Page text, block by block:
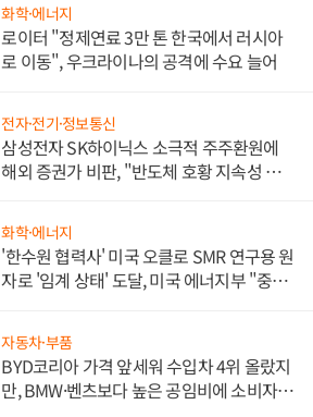
화학·에너지
로이터 "정제연료 3만 톤 한국에서 러시아
로 이동", 우크라이나의 공격에 수요 늘어
전자·전기·정보통신
삼성전자 SK하이닉스 소극적 주주환원에
해외 증권가 비판, "반도체 호황 지속성 의
화학·에너지
'한수원 협력사' 미국 오클로 SMR 연구용 원
자로 '임계 상태' 도달, 미국 에너지부 "중요
자동차·부품
BYD코리아 가격 앞세워 수입차 4위 올랐지
만, BMW·벤츠보다 높은 공임비에 소비자